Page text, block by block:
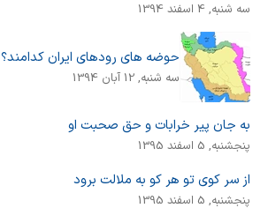
سه شنبه, 4 اسفند 1394
حوضه های رودهای ایران کدامند؟
سه شنبه, 12 آبان 1394
به جان پیر خرابات و حق صحبت او
پنجشنبه, 5 اسفند 1395
از سر کوی تو هر کو به ملالت برود
پنجشنبه, 5 اسفند 1395